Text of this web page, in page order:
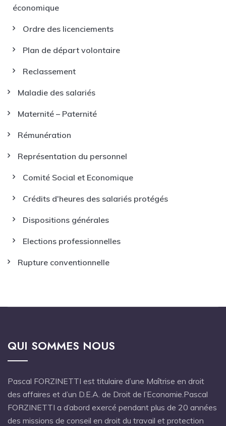
économique
Ordre des licenciements
Plan de départ volontaire
Reclassement
Maladie des salariés
Maternité – Paternité
Rémunération
Représentation du personnel
Comité Social et Economique
Crédits d'heures des salariés protégés
Dispositions générales
Elections professionnelles
Rupture conventionnelle
QUI SOMMES NOUS
Pascal FORZINETTI est titulaire d’une Maîtrise en droit
des affaires et d’un D.E.A. de Droit de l’Economie.Pascal
FORZINETTI a d’abord exercé pendant plus de 20 années
des missions de conseil en droit du travail et protection